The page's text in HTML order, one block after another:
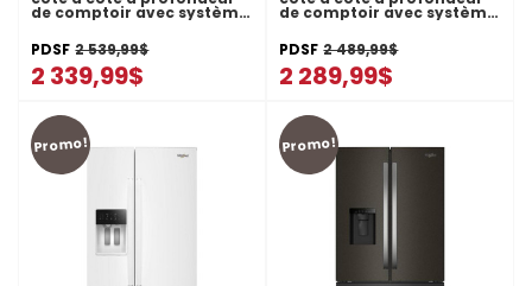
de comptoir avec système
de refroidissement
TruCool™ - 36 pi cu
WRSC5536RZ
PDSF 2 539,99$
2 339,99$
de comptoir avec système
de refroidissement
TruCool™ - 36 pi cu
WRSC5536RB
PDSF 2 489,99$
2 289,99$
Promo! Promo!